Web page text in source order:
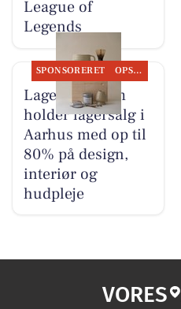
League of
Legends
SPONSORERET OPSLAGSTAVLEN
Lagersalg.com
holder lagersalg i
Aarhus med op til
80% på design,
interiør og
hudpleje
VORES